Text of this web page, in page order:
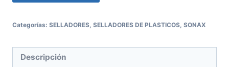
Categorías: SELLADORES SELLADORES DE PLASTICOS SONAX
Descripción